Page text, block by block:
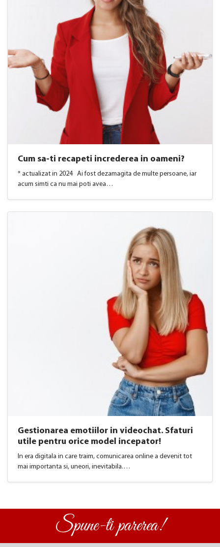
Cum sa-ti recapeti increderea in oameni?
* actualizat in 2024 Ai fost dezamagita de multe persoane, iar
acum simti ca nu mai poti avea…
Gestionarea emotiilor in videochat. Sfaturi
utile pentru orice model incepator!
In era digitala in care traim, comunicarea online a devenit tot
mai importanta si, uneori, inevitabila.…
Spune-ti parerea!